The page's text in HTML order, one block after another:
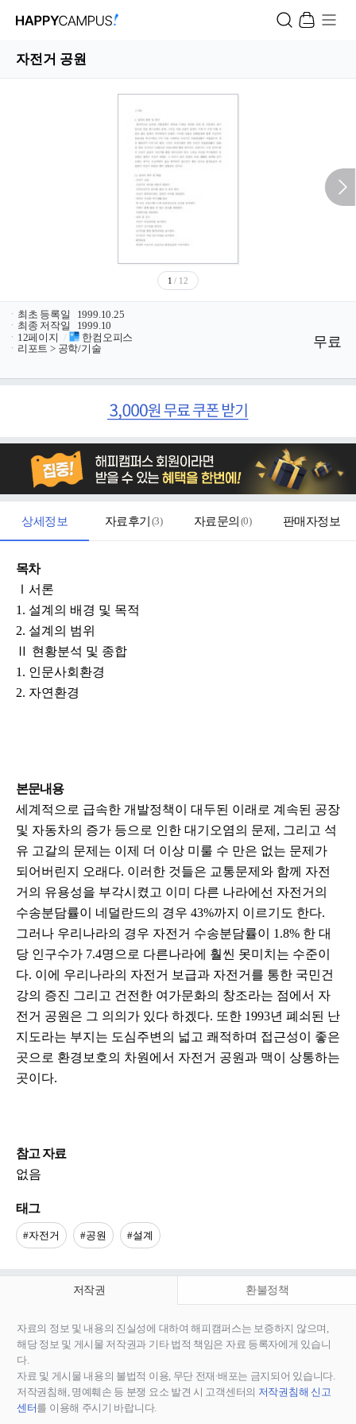
자전거 공원
1 / 12
ㆍ 최초 등록일
1999.10.25
ㆍ 최종 저작일
1999.10
ㆍ 12페이지 /
한컴오피스
ㆍ 리포트 > 공학/기술 무료
상세정보 자료후기 (3) 자료문의 (0) 판매자정보
목차
Ⅰ서론
1. 설계의 배경 및 목적
2. 설계의 범위
Ⅱ 현황분석 및 종합
1. 인문사회환경
2. 자연환경
본문내용
세계적으로 급속한 개발정책이 대두된 이래로 계속된 공장
및 자동차의 증가 등으로 인한 대기오염의 문제, 그리고 석
유 고갈의 문제는 이제 더 이상 미룰 수 만은 없는 문제가
되어버린지 오래다. 이러한 것들은 교통문제와 함께 자전
거의 유용성을 부각시켰고 이미 다른 나라에선 자전거의
수송분담률이 네덜란드의 경우 43%까지 이르기도 한다.
그러나 우리나라의 경우 자전거 수송분담률이 1.8% 한 대
당 인구수가 7.4명으로 다른나라에 훨씬 못미치는 수준이
다. 이에 우리나라의 자전거 보급과 자전거를 통한 국민건
강의 증진 그리고 건전한 여가문화의 창조라는 점에서 자
전거 공원은 그 의의가 있다 하겠다. 또한 1993년 폐쇠된 난
지도라는 부지는 도심주변의 넓고 쾌적하며 접근성이 좋은
곳으로 환경보호의 차원에서 자전거 공원과 맥이 상통하는
곳이다.
참고 자료
없음
태그
#자전거 #공원 #설계
저작권 환불정책
자료의 정보 및 내용의 진실성에 대하여 해피캠퍼스는 보증하지 않으며,
해당 정보 및 게시물 저작권과 기타 법적 책임은 자료 등록자에게 있습니
다.
자료 및 게시물 내용의 불법적 이용, 무단 전재∙배포는 금지되어 있습니다.
저작권침해, 명예훼손 등 분쟁 요소 발견 시 고객센터의 저작권침해 신고
센터를 이용해 주시기 바랍니다.